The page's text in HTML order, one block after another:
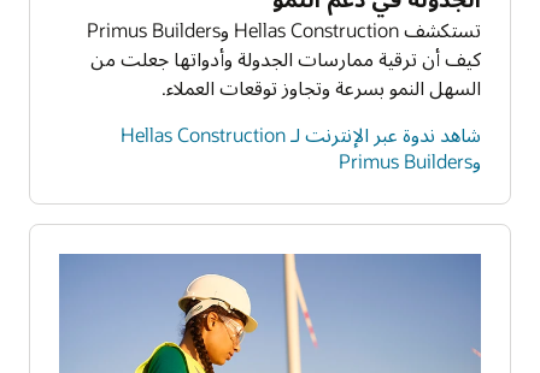
تستكشف Hellas Construction وPrimus Builders
كيف أن ترقية ممارسات الجدولة وأدواتها جعلت من
السهل النمو بسرعة وتجاوز توقعات العملاء.
شاهد ندوة عبر الإنترنت لـ Hellas Construction
وPrimus Builders